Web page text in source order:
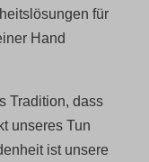
für
Hand
Tradition, dass
unseres Tun
ist unsere